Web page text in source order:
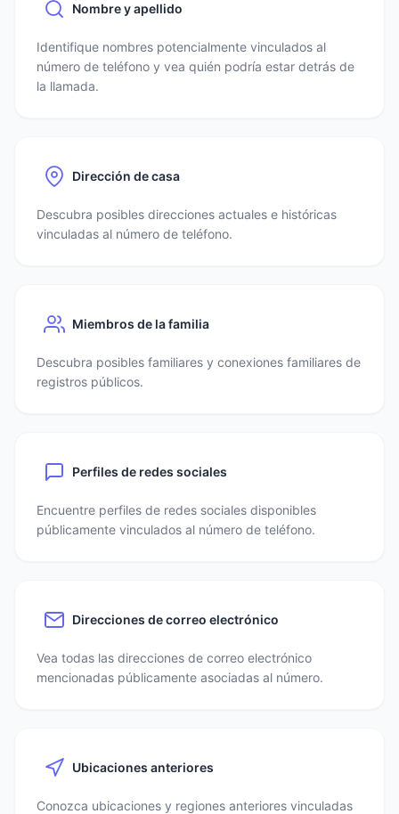
Nombre y apellido
Identifique nombres potencialmente vinculados al
número de teléfono y vea quién podría estar detrás de
la llamada.
Dirección de casa
Descubra posibles direcciones actuales e históricas
vinculadas al número de teléfono.
Miembros de la familia
Descubra posibles familiares y conexiones familiares de
registros públicos.
Perfiles de redes sociales
Encuentre perfiles de redes sociales disponibles
públicamente vinculados al número de teléfono.
Direcciones de correo electrónico
Vea todas las direcciones de correo electrónico
mencionadas públicamente asociadas al número.
Ubicaciones anteriores
Conozca ubicaciones y regiones anteriores vinculadas